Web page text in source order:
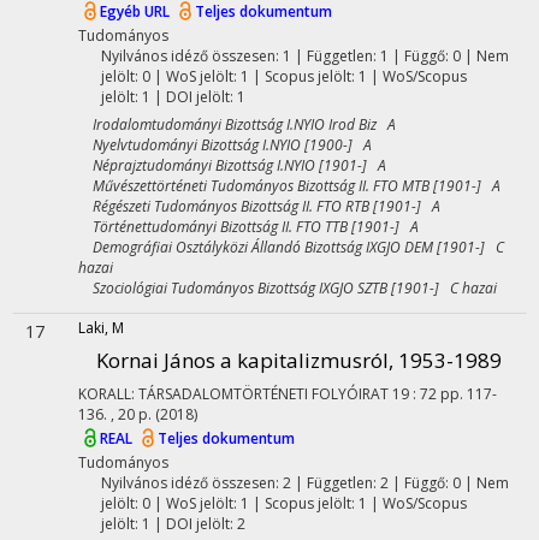
Egyéb URL
Teljes dokumentum
Tudományos
Nyilvános idéző összesen: 1 | Független: 1 | Függő: 0 | Nem
jelölt: 0 | WoS jelölt: 1 | Scopus jelölt: 1 | WoS/Scopus
jelölt: 1 | DOI jelölt: 1
Irodalomtudományi Bizottság I.NYIO Irod Biz A
Nyelvtudományi Bizottság I.NYIO [1900-] A
Néprajztudományi Bizottság I.NYIO [1901-] A
Művészettörténeti Tudományos Bizottság II. FTO MTB [1901-] A
Régészeti Tudományos Bizottság II. FTO RTB [1901-] A
Történettudományi Bizottság II. FTO TTB [1901-] A
Demográfiai Osztályközi Állandó Bizottság IXGJO DEM [1901-] C
hazai
Szociológiai Tudományos Bizottság IXGJO SZTB [1901-] C hazai
17 Laki, M
Kornai János a kapitalizmusról, 1953-1989
KORALL: TÁRSADALOMTÖRTÉNETI FOLYÓIRAT 19 : 72 pp. 117-
136. , 20 p. (2018)
REAL
Teljes dokumentum
Tudományos
Nyilvános idéző összesen: 2| Független: 2 | Függő: 0 | Nem
jelölt: 0 | WoS jelölt: 1 | Scopus jelölt: 1 | WoS/Scopus
jelölt: 1 | DOI jelölt: 2